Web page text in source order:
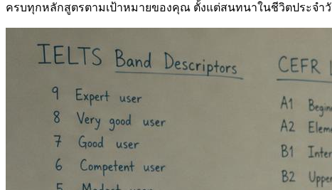
ครบทุกหลักสูตรตามเป้าหมายของคุณ ตั้งแต่สนทนาในชีวิตประจำ